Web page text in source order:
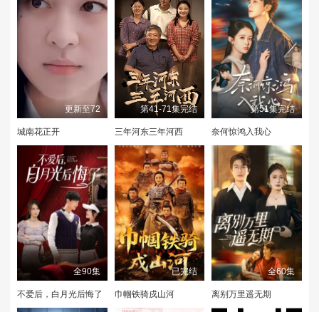
更新至72
城南花正开
第41-71集完结
三年河东三年河西
第51集完结
奈何惊鸿入我心
全90集
不爱后，白月光后悔了
已完结
巾帼铁骑戍山河
全60集
离别万里遥无期